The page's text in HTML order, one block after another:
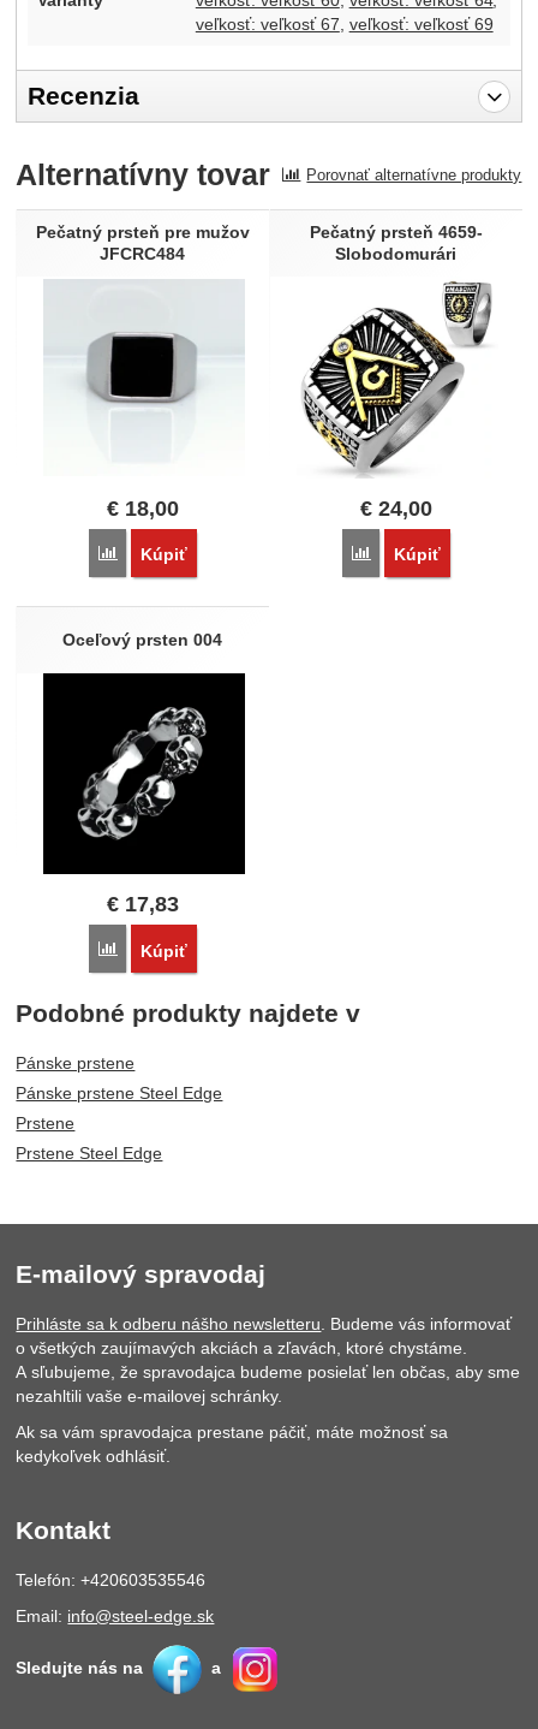
veľkosť: veľkosť 67 veľkosť: veľkosť 69
Recenzia
Recenzia
Nebola pridaná žiadna recenzia.
Alternatívny tovar Porovnať alternatívne produkty
Pečatný prsteň pre mužov
JFCRC484
€ 18,00
Porovnať
Kúpiť
Pečatný prsteň 4659-
Slobodomurári
€24,00
Porovnať
Kúpiť
Oceľový prsten 004
€ 17,83
Porovnať
Kúpiť
Podobné produkty najdete v
Pánske prstene
Pánske prstene Steel Edge
Prstene
Prstene Steel Edge
E-mailový spravodaj
Prihláste sa k odberu nášho newsletteru. Budeme vás informovať
o všetkých zaujímavých akciách a zľavách, ktoré chystáme.
A sľubujeme, že spravodajca budeme posielať len občas, aby sme
nezahltili vaše e-mailovej schránky.
Ak sa vám spravodajca prestane páčiť, máte možnosť sa
kedykoľvek odhlásiť.
Kontakt
Telefón: +420603535546
Email: info@steel-edge.sk
Sledujte nás na a